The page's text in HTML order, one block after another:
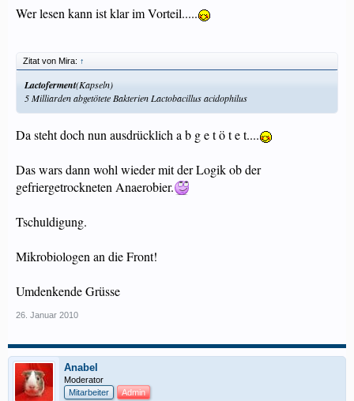
Wer lesen kann ist klar im Vorteil.....
Zitat von Mira: ↑
Lactoferment(Kapseln)
5 Milliarden abgetötete Bakterien Lactobacillus acidophilus
Da steht doch nun ausdrücklich a b g e t ö t e t....
Das wars dann wohl wieder mit der Logik ob der
gefriergetrockneten Anaerobier.
Tschuldigung.
Mikrobiologen an die Front!
Umdenkende Grüsse
26. Januar 2010
Anabel
Moderator
Mitarbeiter
Admin